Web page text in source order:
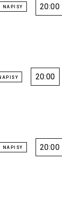
20:00
20:00
20:00